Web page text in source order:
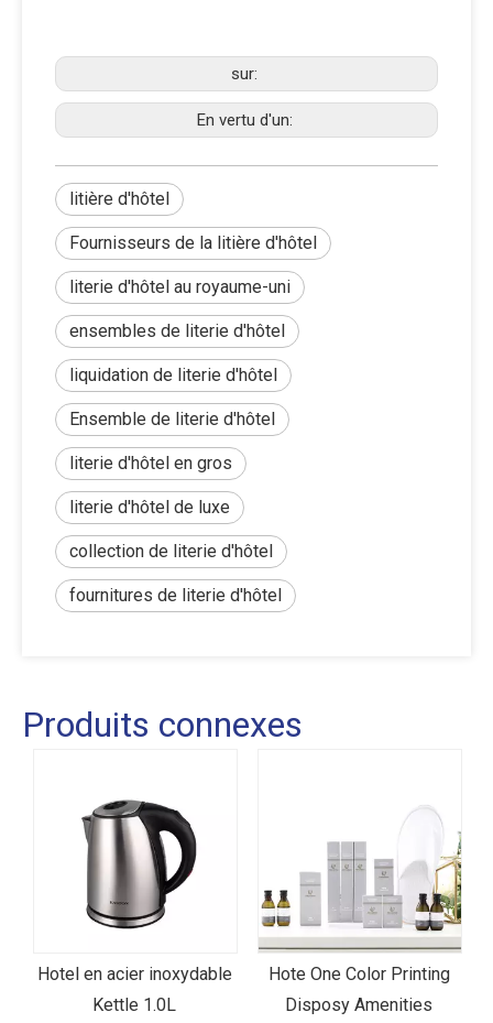
sur:
En vertu d'un:
litière d'hôtel
Fournisseurs de la litière d'hôtel
literie d'hôtel au royaume-uni
ensembles de literie d'hôtel
liquidation de literie d'hôtel
Ensemble de literie d'hôtel
literie d'hôtel en gros
literie d'hôtel de luxe
collection de literie d'hôtel
fournitures de literie d'hôtel
Produits connexes
Hotel en acier inoxydable
Kettle 1.0L
Hote One Color Printing
Disposy Amenities